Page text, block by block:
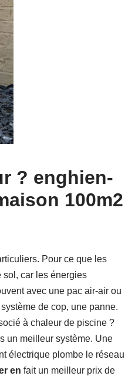
? enghien-
100m2
Pour ce que les
sol, car les énergies
avec une pac air-air ou
de cop, une panne.
à chaleur de piscine ?
un meilleur système. Une
électrique plombe le réseau
en fait un meilleur prix de